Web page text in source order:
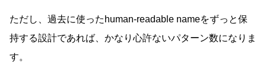
ただし、過去に使ったhuman-readable nameをずっと保
持する設計であれば、かなり心許ないパターン数になりま
す。